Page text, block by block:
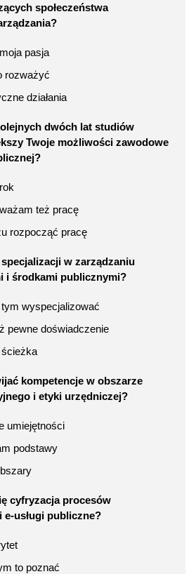
społeczeństwa
pasja
rozważyć
działania
dwóch lat studiów
Twoje możliwości zawodowe
też pracę
rozpocząć pracę
w zarządzaniu
i środkami publicznymi?
wyspecjalizować
pewne doświadczenie
ścieżka
kompetencje w obszarze
i etyki urzędniczej?
umiejętności
podstawy
cyfryzacja procesów
usługi publiczne?
to poznać